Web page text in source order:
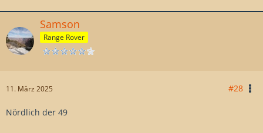
Samson
Range Rover
11. März 2025 #28
Nördlich der 49